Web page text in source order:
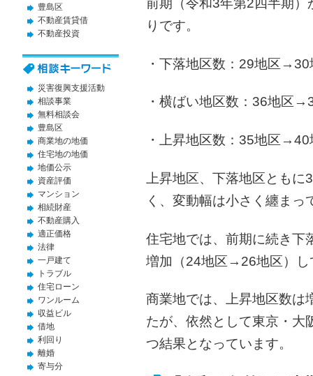
前期（令和3年第2四半期
りです。
・下落地区数：29地区
・横ばい地区数：36地区
・上昇地区数：35地区
上昇地区、下落地区とも
く、変動幅は小さく纏まっ
住宅地では、前期に続き下
増加（24地区→26地区）し
商業地では、上昇地区数
たが、依然として東京・大
つ結果となっています。
豊島区
不動産賃貸借
不動産投資
災害復興支援活動
相談事業
無料相談会
豊島区
商業地の地価
住宅地の地価
地価公示
資産評価
マンション
相続財産
不動産購入
適正価格
法律
一戸建て
トラブル
住宅ローン
ワンルーム
収益ビル
借地
利回り
離婚
寄与分